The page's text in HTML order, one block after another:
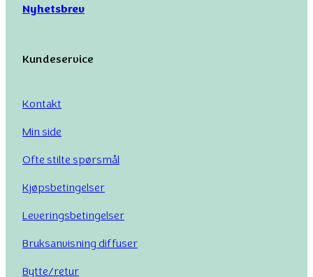
Nyhetsbrev
Kundeservice
Kontakt
Min side
Ofte stilte spørsmål
Kjøpsbetingelser
Leveringsbetingelser
Bruksanvisning diffuser
Bytte/retur